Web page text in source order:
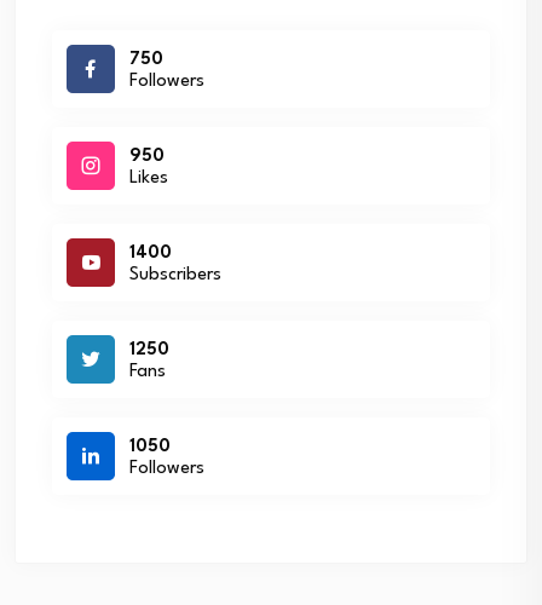
750
Followers
950
Likes
1400
Subscribers
1250
Fans
1050
Followers